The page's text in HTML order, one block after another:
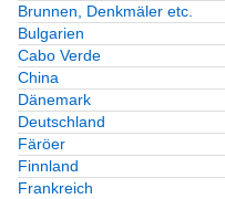
Brunnen, Denkmäler etc.
Bulgarien
Cabo Verde
China
Dänemark
Deutschland
Färöer
Finnland
Frankreich